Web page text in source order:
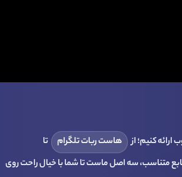
ارائه کنیم؛ از هاست ربات تلگرام
تا
متناسب، سه اصل ماست تا شما با خیال راحت روی